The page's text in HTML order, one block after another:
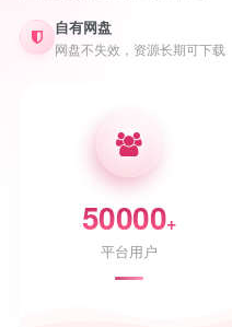
自有网盘
网盘不失效，资源长期可下载
50000+
平台用户